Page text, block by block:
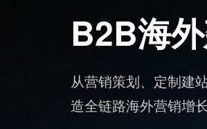
AI 视频
台
标准化批量出片，